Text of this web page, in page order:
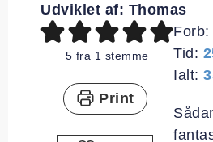
Udviklet af: Thomas
5 fra 1 stemme
Print
Forb:
Tid:
Ialt: